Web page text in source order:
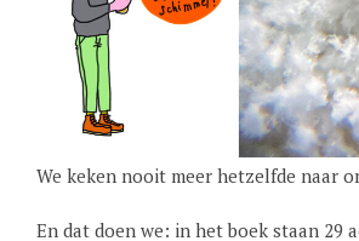
We keken nooit meer hetzelfde naar
En dat doen we: in het boek staan 29